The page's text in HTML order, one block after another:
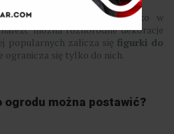
wykorzystywane są nie tylko w
można różnorodne dekoracje
popularnych zalicza się figurki do
ogranicza się tylko do nich.
ogrodu można postawić?